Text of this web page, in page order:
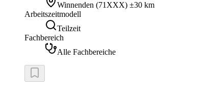
Winnenden (71XXX) ±30 km
Arbeitszeitmodell
Teilzeit
Fachbereich
Alle Fachbereiche